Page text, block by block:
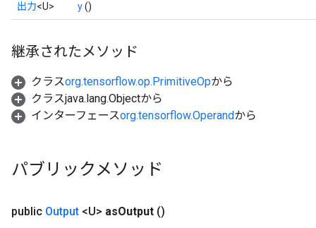
出力<U> y()
継承されたメソッド
クラスorg.tensorflow.op.PrimitiveOpから
クラスjava.lang.Objectから
インターフェースorg.tensorflow.Operandから
パブリックメソッド
public Output <U> asOutput ()